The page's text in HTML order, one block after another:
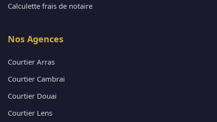
Calculette frais de notaire
Nos Agences
Courtier Arras
Courtier Cambrai
Courtier Douai
Courtier Lens